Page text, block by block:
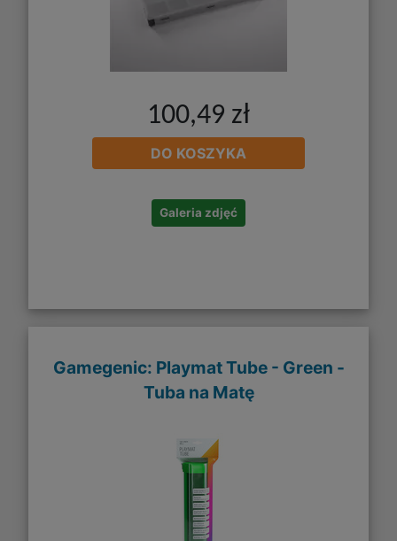
100,49 zł
DO KOSZYKA
Galeria zdjęć
Gamegenic: Playmat Tube - Green -
Tuba na Matę